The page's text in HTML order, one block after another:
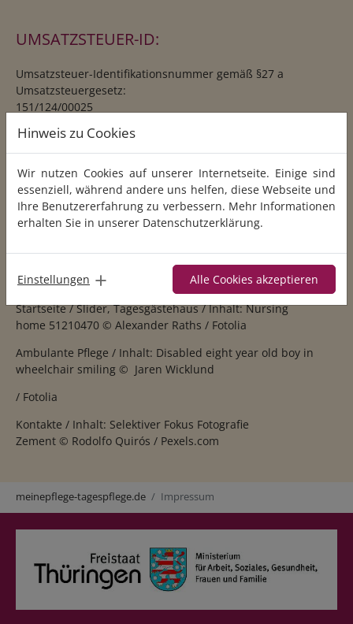
UMSATZSTEUER-ID:
Umsatzsteuer-Identifikationsnummer gemäß §27 a
Umsatzsteuergesetz:
151/124/00025
Verantwortlich für den Inhalt nach § 55 Abs. 2 RStV:
Bildverweise
Krankenschwester arbeitet in Altenheim ©Katarzyna
Bialasiewicz/123RF.COM
Startseite / Slider, Tagesgästehaus / Inhalt: Nursing
home 51210470 © Alexander Raths / Fotolia
Ambulante Pflege / Inhalt: Disabled eight year old boy in
wheelchair smiling © Jaren Wicklund
/ Fotolia
Kontakte / Inhalt: Selektiver Fokus Fotografie
Zement © Rodolfo Quirós / Pexels.com
meinepflege-tagespflege.de Impressum
Hinweis zu Cookies
Wir nutzen Cookies auf unserer Internetseite. Einige sind
essenziell, während andere uns helfen, diese Webseite und
Ihre Benutzererfahrung zu verbessern. Mehr Informationen
erhalten Sie in unserer Datenschutzerklärung.
Einstellungen Alle Cookies akzeptieren